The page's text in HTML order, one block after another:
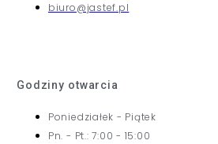
biuro@jastef.pl
Godziny otwarcia
Poniedziałek - Piątek
Pn. - Pt.: 7:00 - 15:00